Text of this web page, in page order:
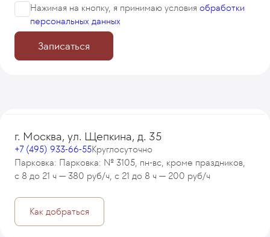
Нажимая на кнопку, я принимаю условия обработки
персональных данных
Записаться
г. Москва, ул. Щепкина, д. 35
+7 (495) 933-66-55Круглосуточно
Парковка: Парковка: № 3105, пн-вс, кроме праздников,
с 8 до 21 ч — 380 руб/ч, с 21 до 8 ч — 200 руб/ч
Как добраться